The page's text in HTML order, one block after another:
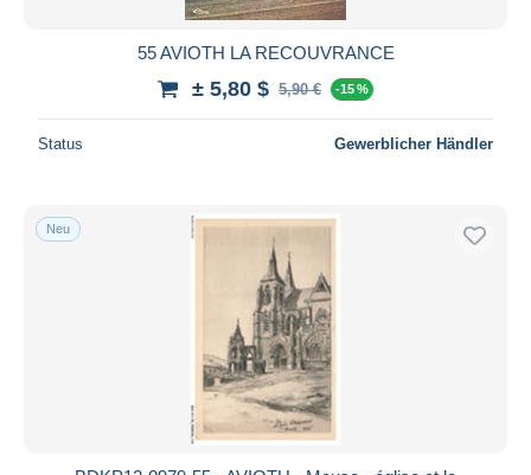
55 AVIOTH LA RECOUVRANCE
± 5,80 $ 5,90 € -15 %
Status Gewerblicher Händler
Neu